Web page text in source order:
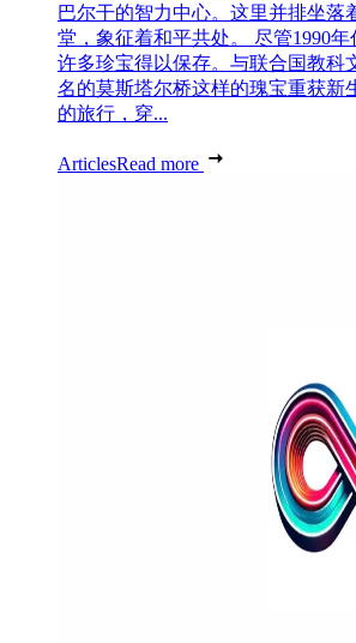
巴尔干的智力中心。这里并排坐落
堂，象征着和平共处。 尽管1990
许多珍宝得以保存。与联合国教科
名的莫斯塔尔桥这样的瑰宝重获新
的旅行，穿...
ArticlesRead more